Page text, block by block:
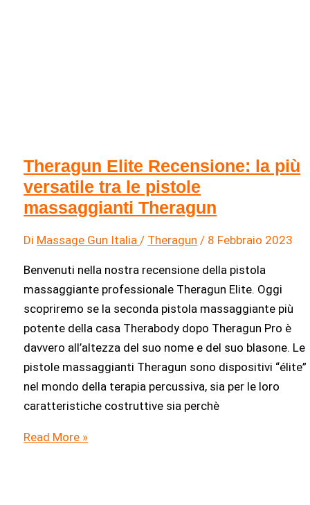
Theragun Elite Recensione: la più
versatile tra le pistole
massaggianti Theragun
Di Massage Gun Italia / Theragun / 8 Febbraio 2023
Benvenuti nella nostra recensione della pistola
massaggiante professionale Theragun Elite. Oggi
scopriremo se la seconda pistola massaggiante più
potente della casa Therabody dopo Theragun Pro è
davvero all’altezza del suo nome e del suo blasone. Le
pistole massaggianti Theragun sono dispositivi “élite”
nel mondo della terapia percussiva, sia per le loro
caratteristiche costruttive sia perchè
Theragun
Read More »